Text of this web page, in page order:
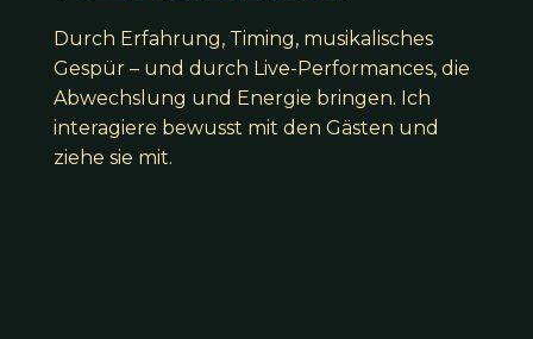
Durch Erfahrung, Timing, musikalisches
Gespür – und durch Live-Performances, die
Abwechslung und Energie bringen. Ich
interagiere bewusst mit den Gästen und
ziehe sie mit.